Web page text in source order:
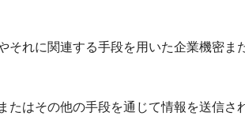
れに関連する手段を用いた企業機密ま
はその他の手段を通じて情報を送信さ